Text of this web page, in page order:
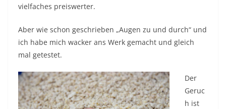
vielfaches preiswerter.
Aber wie schon geschrieben „Augen zu und durch“ und
ich habe mich wacker ans Werk gemacht und gleich
mal getestet.
Der
Geruc
h ist